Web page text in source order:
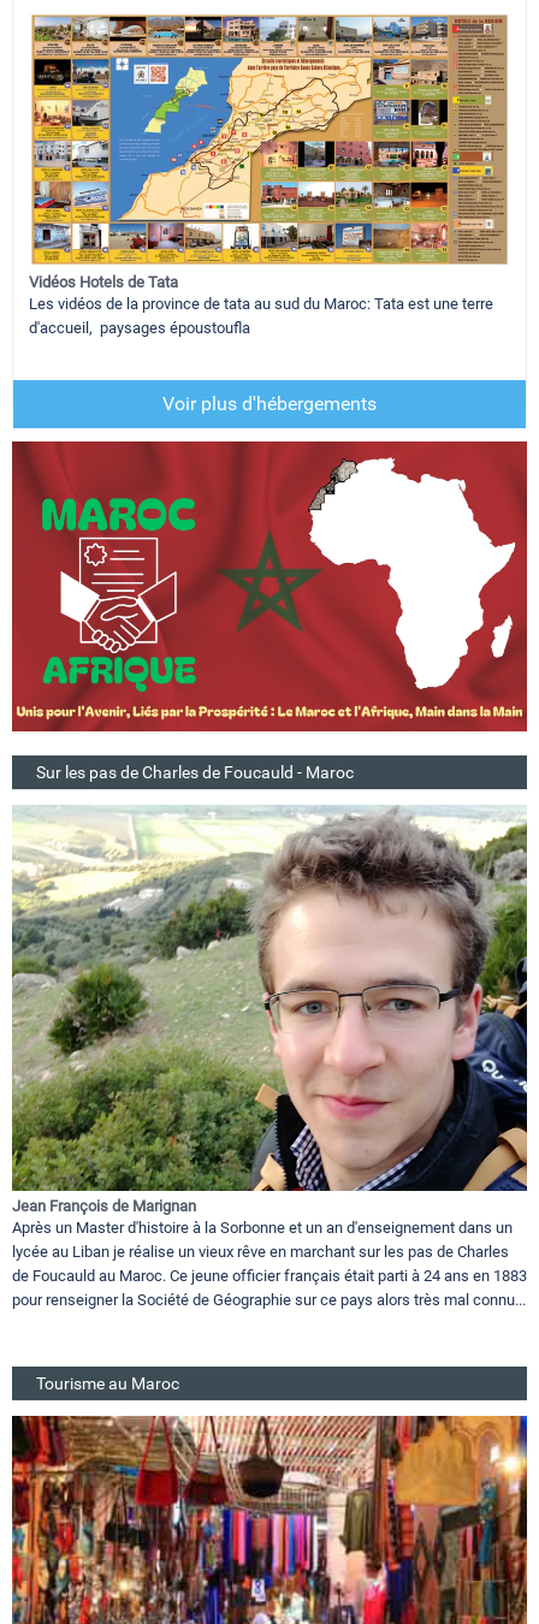
Vidéos Hotels de Tata
Les vidéos de la province de tata au sud du Maroc: Tata est une terre
d'accueil, paysages époustoufla
Voir plus d'hébergements
Sur les pas de Charles de Foucauld - Maroc
Jean François de Marignan
Après un Master d'histoire à la Sorbonne et un an d'enseignement dans un
lycée au Liban je réalise un vieux rêve en marchant sur les pas de Charles
de Foucauld au Maroc. Ce jeune officier français était parti à 24 ans en 1883
pour renseigner la Société de Géographie sur ce pays alors très mal connu...
Tourisme au Maroc